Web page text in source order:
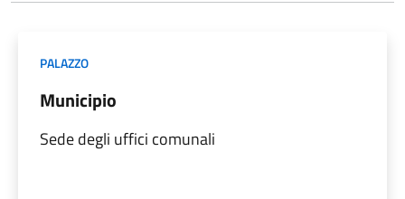
PALAZZO
Municipio
Sede degli uffici comunali